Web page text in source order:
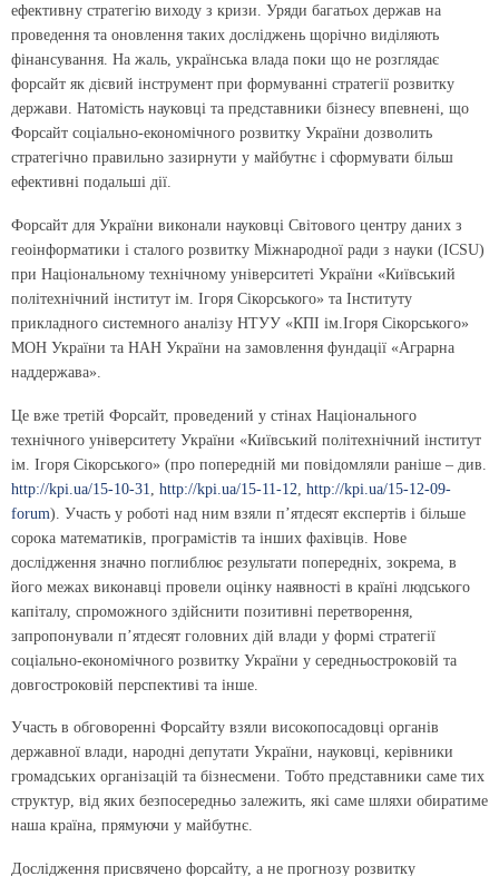
ефективну стратегію виходу з кризи. Уряди багатьох держав на
проведення та оновлення таких досліджень щорічно виділяють
фінансування. На жаль, українська влада поки що не розглядає
форсайт як дієвий інструмент при формуванні стратегії розвитку
держави. Натомість науковці та представники бізнесу впевнені, що
Форсайт соціально-економічного розвитку України дозволить
стратегічно правильно зазирнути у майбутнє і сформувати більш
ефективні подальші дії.
Форсайт для України виконали науковці Світового центру даних з
геоінформатики і сталого розвитку Міжнародної ради з науки (ICSU)
при Національному технічному університеті України «Київський
політехнічний інститут ім. Ігоря Сікорського» та Інституту
прикладного системного аналізу НТУУ «КПІ ім.Ігоря Сікорського»
МОН України та НАН України на замовлення фундації «Аграрна
наддержава».
Це вже третій Форсайт, проведений у стінах Національного
технічного університету України «Київський політехнічний інститут
ім. Ігоря Сікорського» (про попередній ми повідомляли раніше – див.
http://kpi.ua/15-10-31
http://kpi.ua/15-11-12 http://kpi.ua/15-12-09-
forum). Участь у роботі над ним взяли п’ятдесят експертів і більше
сорока математиків, програмістів та інших фахівців. Нове
дослідження значно поглиблює результати попередніх, зокрема, в
його межах виконавці провели оцінку наявності в країні людського
капіталу, спроможного здійснити позитивні перетворення,
запропонували п’ятдесят головних дій влади у формі стратегії
соціально-економічного розвитку України у середньостроковій та
довгостроковій перспективі та інше.
Участь в обговоренні Форсайту взяли високопосадовці органів
державної влади, народні депутати України, науковці, керівники
громадських організацій та бізнесмени. Тобто представники саме тих
структур, від яких безпосередньо залежить, які саме шляхи обиратиме
наша країна, прямуючи у майбутнє.
Дослідження присвячено форсайту, а не прогнозу розвитку